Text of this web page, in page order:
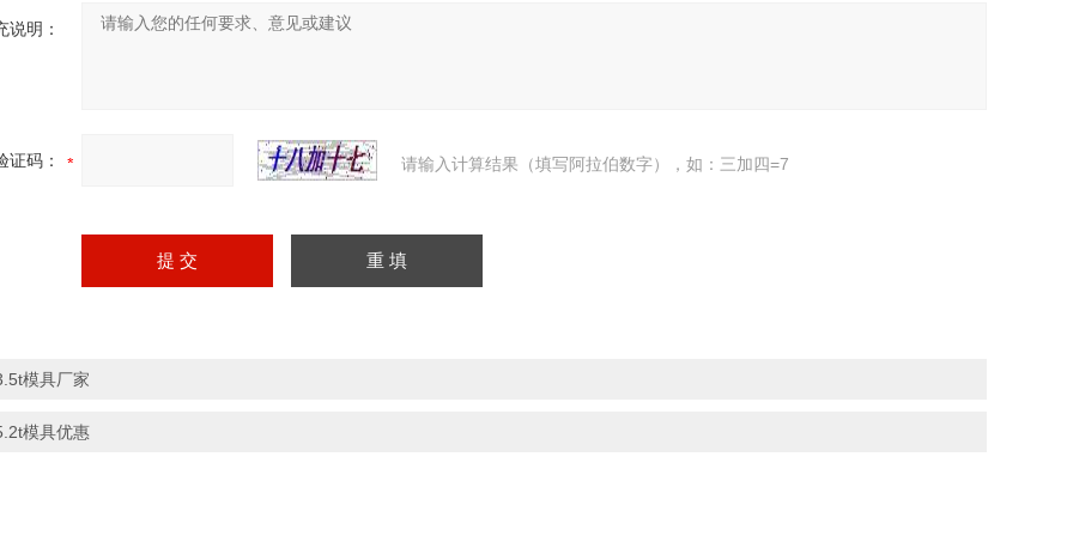
说明：
证码： 请输入计算结果（填写阿拉伯数字），如：三加四=7
模具厂家
模具优惠